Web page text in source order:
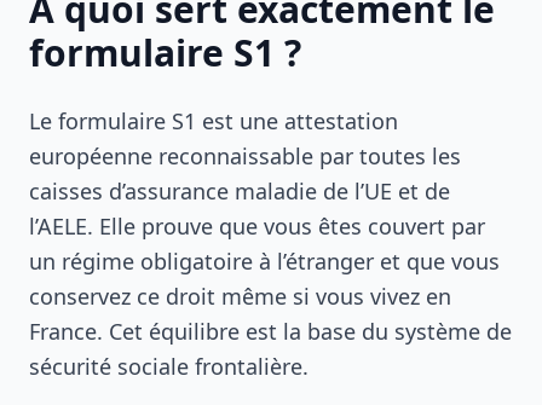
formulaire S1 ?
Le formulaire S1 est une attestation
européenne reconnaissable par toutes les
caisses d’assurance maladie de l’UE et de
l’AELE. Elle prouve que vous êtes couvert par
un régime obligatoire à l’étranger et que vous
conservez ce droit même si vous vivez en
France. Cet équilibre est la base du système de
sécurité sociale frontalière.